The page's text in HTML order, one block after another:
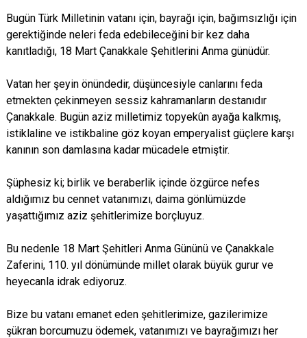
Bugün Türk Milletinin vatanı için, bayrağı için, bağımsızlığı için
gerektiğinde neleri feda edebileceğini bir kez daha
kanıtladığı, 18 Mart Çanakkale Şehitlerini Anma günüdür.
Vatan her şeyin önündedir, düşüncesiyle canlarını feda
etmekten çekinmeyen sessiz kahramanların destanıdır
Çanakkale. Bugün aziz milletimiz topyekûn ayağa kalkmış,
istiklaline ve istikbaline göz koyan emperyalist güçlere karşı
kanının son damlasına kadar mücadele etmiştir.
Şüphesiz ki; birlik ve beraberlik içinde özgürce nefes
aldığımız bu cennet vatanımızı, daima gönlümüzde
yaşattığımız aziz şehitlerimize borçluyuz.
Bu nedenle 18 Mart Şehitleri Anma Gününü ve Çanakkale
Zaferini, 110. yıl dönümünde millet olarak büyük gurur ve
heyecanla idrak ediyoruz.
Bize bu vatanı emanet eden şehitlerimize, gazilerimize
şükran borcumuzu ödemek, vatanımızı ve bayrağımızı her